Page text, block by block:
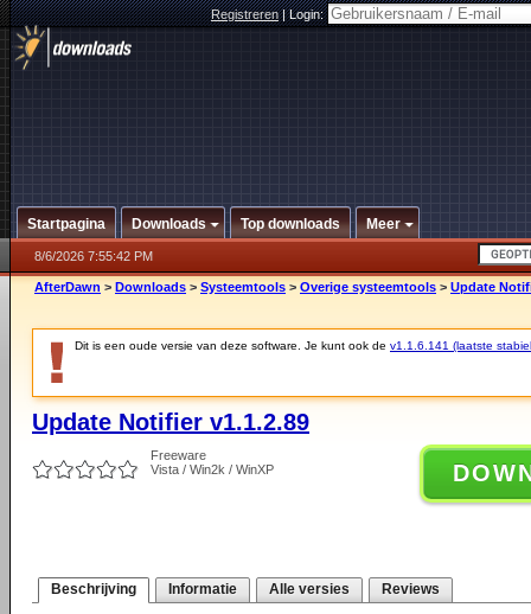
Registreren|Login:
Startpagina Downloads Top downloads Meer
8/6/2026 7:55:42 PM
AfterDawn > Downloads > Systeemtools > Overige systeemtools > Update
Dit is een oude versie van deze software. Je kunt ook de v1.1.6.141 (laatste
Update Notifier v1.1.2.89
Freeware
Vista / Win2k / WinXP
Beschrijving Informatie Alle versies Reviews